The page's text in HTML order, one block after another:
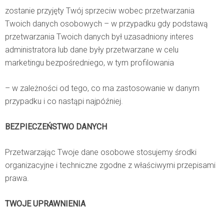
zostanie przyjęty Twój sprzeciw wobec przetwarzania
Twoich danych osobowych – w przypadku gdy podstawą
przetwarzania Twoich danych był uzasadniony interes
administratora lub dane były przetwarzane w celu
marketingu bezpośredniego, w tym profilowania
– w zależności od tego, co ma zastosowanie w danym
przypadku i co nastąpi najpóźniej.
BEZPIECZEŃSTWO DANYCH
Przetwarzając Twoje dane osobowe stosujemy środki
organizacyjne i techniczne zgodne z właściwymi przepisami
prawa.
TWOJE UPRAWNIENIA